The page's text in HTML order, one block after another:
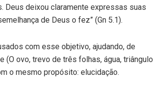
Deus deixou claramente expressas suas
de Deus o fez” (Gn 5.1).
com esse objetivo, ajudando, de
(O ovo, trevo de três folhas, água, triângulo
o mesmo propósito: elucidação.